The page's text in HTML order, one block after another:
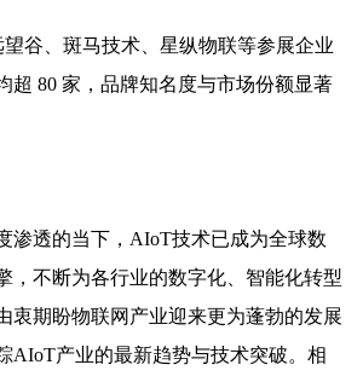
望谷、斑马技术、星纵物联等参展企业
超 80 家，品牌知名度与市场份额显著
渗透的当下，AIoT技术已成为全球数
，不断为各行业的数字化、智能化转型
衷期盼物联网产业迎来更为蓬勃的发展
AIoT产业的最新趋势与技术突破。相